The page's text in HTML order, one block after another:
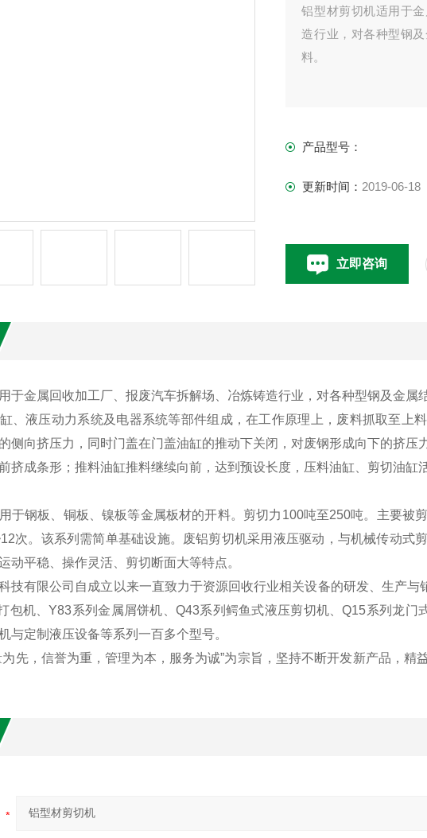
铝型材剪切机适用于
造行业，对各种型钢
料。
产品型号：
更新时间： 2019-06-18
立即咨询
于金属回收加工厂、报废汽车拆解场、冶炼铸造行业，对各种型钢及金属
、液压动力系统及电器系统等部件组成，在工作原理上，废料抓取至上
侧向挤压力，同时门盖在门盖油缸的推动下关闭，对废钢形成向下的挤压
挤成条形；推料油缸推料继续向前，达到预设长度，压料油缸、剪切油缸
于钢板、铜板、镍板等金属板材的开料。剪切力100吨至250吨。主要被
次。该系列需简单基础设施。废铝剪切机采用液压驱动，与机械传动式
动平稳、操作灵活、剪切断面大等特点。
技有限公司自成立以来一直致力于资源回收行业相关设备的研发、生产与
包机、Y83系列金属屑饼机、Q43系列鳄鱼式液压剪切机、Q15系列龙门
与定制液压设备等系列一百多个型号。
为先，信誉为重，管理为本，服务为诚”为宗旨，坚持不断开发新产品，精